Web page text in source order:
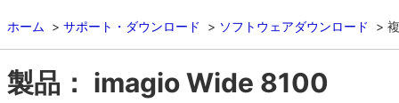
ホーム サポート・ダウンロード ソフトウェアダウンロード
製品： imagio Wide 8100